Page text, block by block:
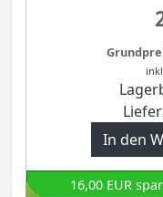
16,00 EUR